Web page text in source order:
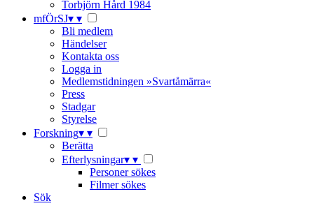
Torbjörn Hård 1984
mfÖrSJ▾ ▾
Bli medlem
Händelser
Kontakta oss
Logga in
Medlemstidningen »Svartåmärra«
Press
Stadgar
Styrelse
Forskning▾ ▾
Berätta
Efterlysningar▾ ▾
Personer sökes
Filmer sökes
Sök